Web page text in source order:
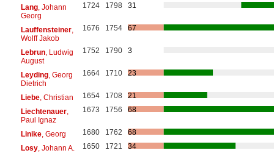
Lang, Johann
Georg
1724 1798 31
Lauffensteiner,
Wolff Jakob
1676 1754 67
Lebrun, Ludwig
August
1752 1790 3
Leyding, Georg
Dietrich
1664 1710 23
Liebe, Christian 1654 1708
21
Liechtenauer,
Paul Ignaz
1673 1756 68
Linike, Georg 1680 1762
68
Losy, Johann A. 1650 1721
34